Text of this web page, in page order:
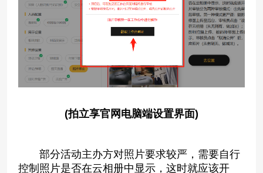
(拍立享官网电脑端设置界面)
部分活动主办方对照片要求较严，需要自行
控制照片是否在云相册中显示，这时就应该开